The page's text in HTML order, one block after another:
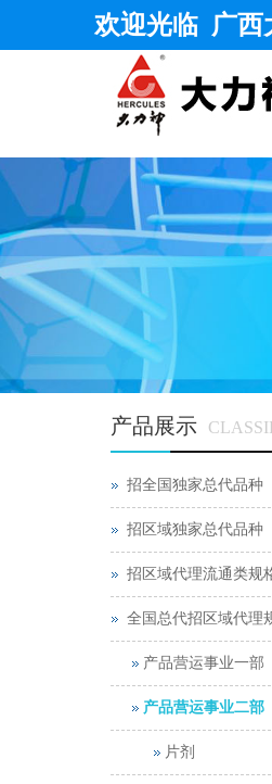
欢迎光临 广西
产品展示
招全国独家总代品种
招区域独家总代品种
招区域代理流通类规
全国总代招区域代理
产品营运事业一部
产品营运事业二部
片剂